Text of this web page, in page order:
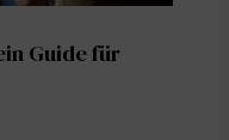
Guide für